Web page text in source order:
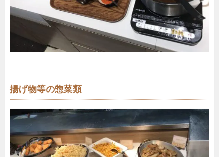
揚げ物等の惣菜類